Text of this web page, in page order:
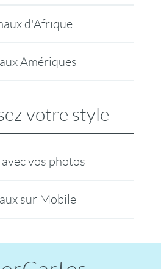
d'Afrique
Amériques
votre style
vos photos
sur Mobile